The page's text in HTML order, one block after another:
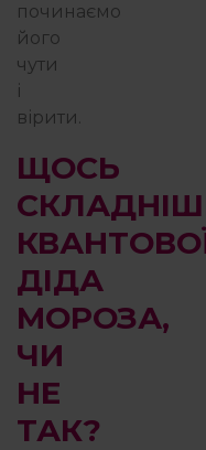
починаємо
його
чути
і
вірити.
ЩОСЬ
ДІДА
МОРОЗА,
ЧИ
НЕ
ТАК?